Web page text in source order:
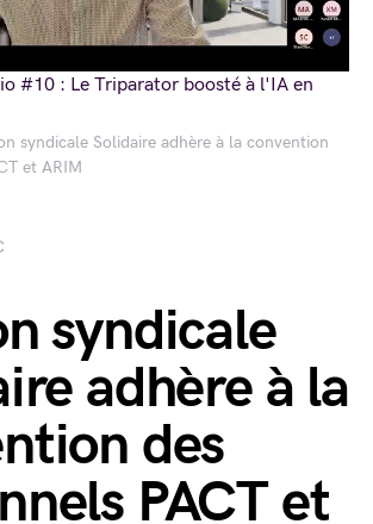
syndicale Solidaire adhère à la convention
et ARIM
syndicale
adhère à la
des
PACT et
#10 : Le Triparator boosté à l'IA en